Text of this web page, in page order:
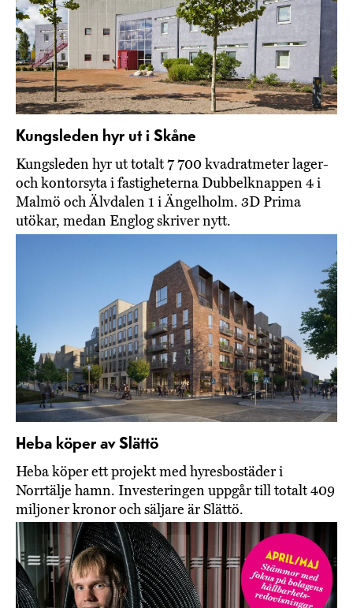
Kungsleden hyr ut i Skåne
Kungsleden hyr ut totalt 7 700 kvadratmeter lager-
och kontorsyta i fastigheterna Dubbelknappen 4 i
Malmö och Älvdalen 1 i Ängelholm. 3D Prima
utökar, medan Englog skriver nytt.
Heba köper av Slättö
Heba köper ett projekt med hyresbostäder i
Norrtälje hamn. Investeringen uppgår till totalt 409
miljoner kronor och säljare är Slättö.